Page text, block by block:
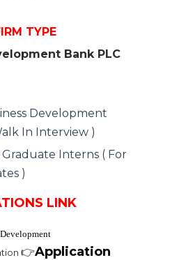
TYPE
Bank PLC
Development
In Interview )
Interns ( For
)
LINK
👉Application